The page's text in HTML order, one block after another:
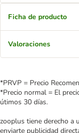
Ficha de producto
Valoraciones
*PRVP = Precio
*Precio normal = El
útimos 30 días.
zooplus tiene derecho a
enviarte publicidad